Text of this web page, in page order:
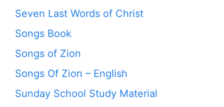
Seven Last Words of Christ
Songs Book
Songs of Zion
Songs Of Zion – English
Sunday School Study Material